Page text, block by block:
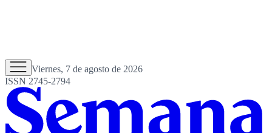
Viernes, 7 de agosto de 2026
ISSN 2745-2794